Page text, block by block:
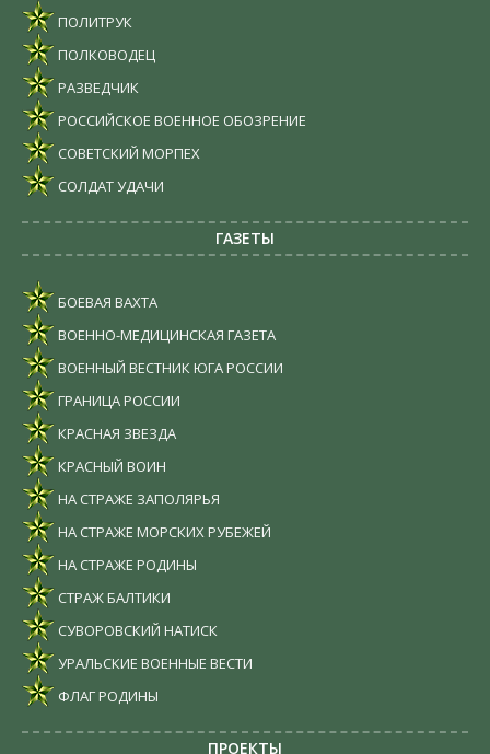
ПОЛИТРУК
ПОЛКОВОДЕЦ
РАЗВЕДЧИК
РОССИЙСКОЕ ВОЕННОЕ ОБОЗРЕНИЕ
СОВЕТСКИЙ МОРПЕХ
СОЛДАТ УДАЧИ
ГАЗЕТЫ
БОЕВАЯ ВАХТА
ВОЕННО-МЕДИЦИНСКАЯ ГАЗЕТА
ВОЕННЫЙ ВЕСТНИК ЮГА РОССИИ
ГРАНИЦА РОССИИ
КРАСНАЯ ЗВЕЗДА
КРАСНЫЙ ВОИН
НА СТРАЖЕ ЗАПОЛЯРЬЯ
НА СТРАЖЕ МОРСКИХ РУБЕЖЕЙ
НА СТРАЖЕ РОДИНЫ
СТРАЖ БАЛТИКИ
СУВОРОВСКИЙ НАТИСК
УРАЛЬСКИЕ ВОЕННЫЕ ВЕСТИ
ФЛАГ РОДИНЫ
ПРОЕКТЫ